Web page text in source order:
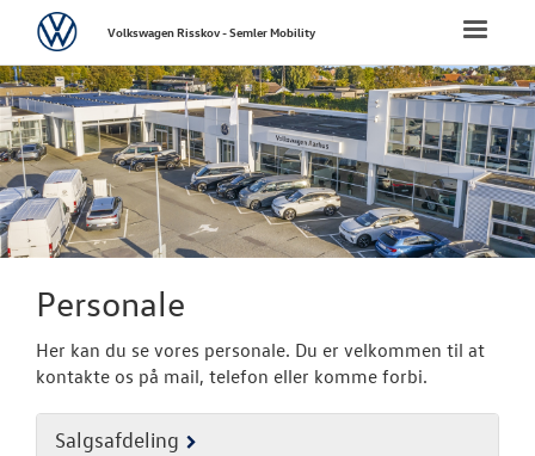
FORSIDE
NYE
NYE VAREBILER
CALIFORNIA
VÆRKSTED
Toggle
VolkswagenVolkswagen Risskov - Semler Mobility
Personale
Her kan du se vores personale. Du er velkommen til at
kontakte os på mail, telefon eller komme forbi.
Salgsafdeling